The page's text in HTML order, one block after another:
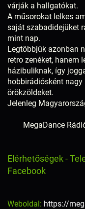
várják a hallgatókat.
A műsorokat lelkes
saját szabadidejüket
mint nap.
Legtöbbjük azonban
retro zenéket, hanem
házibuliknak, így
hobbirádiósként
örökzöldeket.
Jelenleg
MegaDance
Elérhetőségek -
Facebook
Weboldal: https://